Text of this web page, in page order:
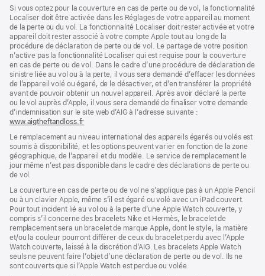
Si vous optez pour la couverture en cas de perte ou de vol, la fonctionnalité
Localiser doit être activée dans les Réglages de votre appareil au moment
de la perte ou du vol. La fonctionnalité Localiser doit rester activée et votre
appareil doit rester associé à votre compte Apple tout au long de la
procédure de déclaration de perte ou de vol. Le partage de votre position
n’active pas la fonctionnalité Localiser qui est requise pour la couverture
en cas de perte ou de vol. Dans le cadre d’une procédure de déclaration de
sinistre liée au vol ou à la perte, il vous sera demandé d’effacer les données
de l’appareil volé ou égaré, de le désactiver, et d’en transférer la propriété
avant de pouvoir obtenir un nouvel appareil. Après avoir déclaré la perte
ou le vol auprès d’Apple, il vous sera demandé de finaliser votre demande
d’indemnisation sur le site web d’AIG à l’adresse suivante :
www.aigtheftandloss.fr
une
nouvelle
fenêtre)
Le remplacement au niveau international des appareils égarés ou volés est
soumis à disponibilité, et les options peuvent varier en fonction de la zone
géographique, de l’appareil et du modèle. Le service de remplacement le
jour même n’est pas disponible dans le cadre des déclarations de perte ou
de vol.
La couverture en cas de perte ou de vol ne s’applique pas à un Apple Pencil
ou à un clavier Apple, même s’il est égaré ou volé avec un iPad couvert.
Pour tout incident lié au vol ou à la perte d’une Apple Watch couverte, y
compris s’il concerne des bracelets Nike et Hermès, le bracelet de
remplacement sera un bracelet de marque Apple, dont le style, la matière
et/ou la couleur pourront différer de ceux du bracelet perdu avec l’Apple
Watch couverte, laissé à la discrétion d’AIG. Les bracelets Apple Watch
seuls ne peuvent faire l’objet d’une déclaration de perte ou de vol. Ils ne
sont couverts que si l’Apple Watch est perdue ou volée.